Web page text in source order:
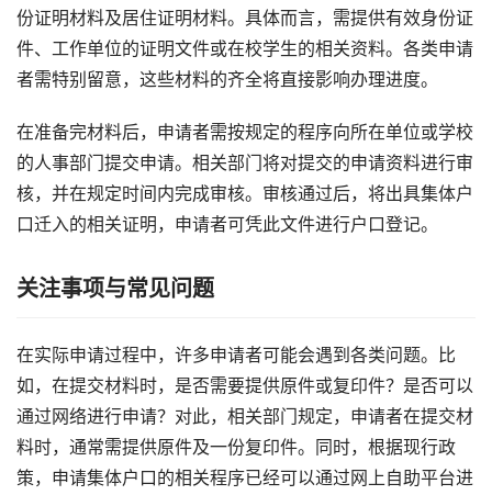
份证明材料及居住证明材料。具体而言，需提供有效身份证
件、工作单位的证明文件或在校学生的相关资料。各类申请
者需特别留意，这些材料的齐全将直接影响办理进度。
在准备完材料后，申请者需按规定的程序向所在单位或学校
的人事部门提交申请。相关部门将对提交的申请资料进行审
核，并在规定时间内完成审核。审核通过后，将出具集体户
口迁入的相关证明，申请者可凭此文件进行户口登记。
关注事项与常见问题
在实际申请过程中，许多申请者可能会遇到各类问题。比
如，在提交材料时，是否需要提供原件或复印件？是否可以
通过网络进行申请？对此，相关部门规定，申请者在提交材
料时，通常需提供原件及一份复印件。同时，根据现行政
策，申请集体户口的相关程序已经可以通过网上自助平台进